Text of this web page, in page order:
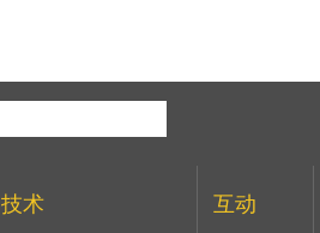
技术 互动